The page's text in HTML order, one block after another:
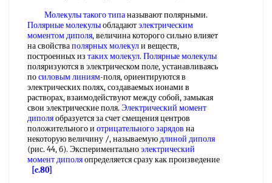
Молекулы такоготипаназывают полярными.
Полярные молекулыобладаютэлектрическим
моментом диполя, величина которого сильно влияет
на свойстваполярных молекули веществ,
построенных из таких молекул. Полярные молекулы
поляризуются в электрическом поле, устанавливаясь
посиловым линиям-поля, ориентируются в
электрических полях, создаваемых ионами в
растворах, взаимодействуют между собой, замыкая
свои электрические поля. Электрический момент
диполяобразуется за счет смещения центров
положительного и отрицательного зарядов на
некоторую величину /, называемуюдлиной диполя
(рис. 44, б). Экспериментальноэлектрический
момент диполяопределяется сразу как произведение
[c.80]